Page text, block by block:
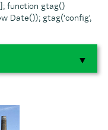
function gtag()
Date()); gtag('config',
▼
▼